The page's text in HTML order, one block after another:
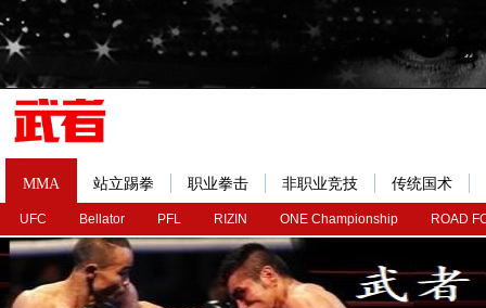
MMA
UFC Bellator PFL RIZIN ONE Championship ROAD
站立踢拳 职业拳击 非职业竞技 传统国术